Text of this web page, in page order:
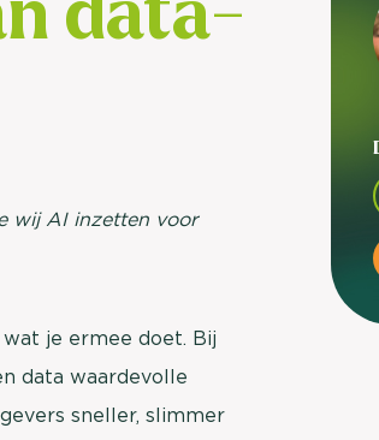
onderzoek
Relevantere
customer
brengen.
wij AI inzetten voor
je ermee doet. Bij
data waardevolle
sneller, slimmer